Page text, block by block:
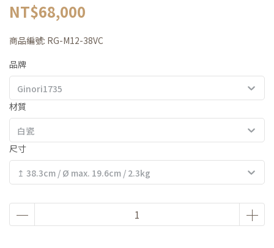
NT$68,000
商品編號: RG-M12-38VC
品牌
Ginori1735
材質
白瓷
尺寸
↥ 38.3cm / Ø max. 19.6cm / 2.3kg